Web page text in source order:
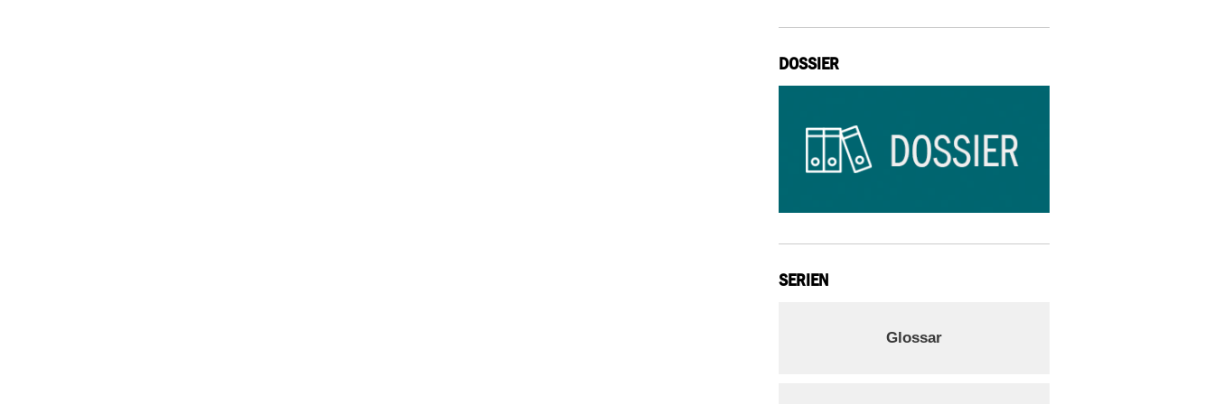
DOSSIER
SERIEN
Glossar